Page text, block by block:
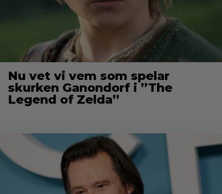
Nu vet vi vem som spelar
skurken Ganondorf i ”The
Legend of Zelda”